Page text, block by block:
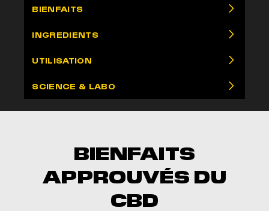
BIENFAITS
INGREDIENTS
UTILISATION
SCIENCE & LABO
BIENFAITS
APPROUVÉS DU
CBD